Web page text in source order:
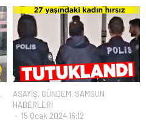
,
ASAYİŞ, GÜNDEM, SAMSUN
HABERLERİ
15 Ocak 2024 16:12